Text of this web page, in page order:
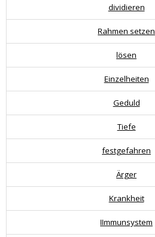
dividieren
Rahmen setzen
lösen
Einzelheiten
Geduld
Tiefe
festgefahren
Ärger
Krankheit
IImmunsystem